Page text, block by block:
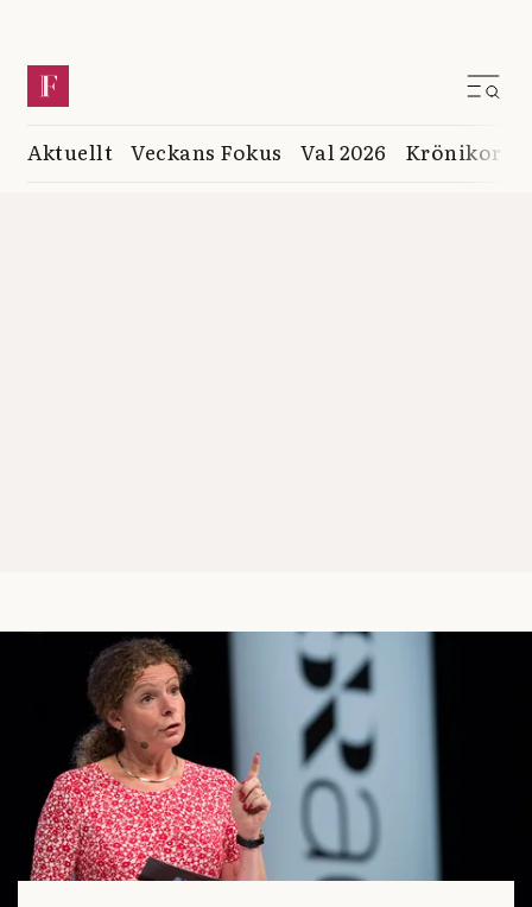
Aktuellt Veckans Fokus Val 2026 Krönikor